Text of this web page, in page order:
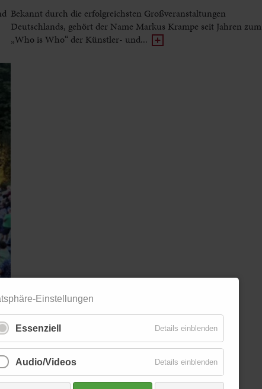
Bekannt durch die erfolgreichsten Großveranstaltungen
Deutschlands, gehört der Name Markus Krampe seit Jahren zum
„Who is Who“ der Künstler- und...
Einstellungen
Essenziell Details einblenden
Audio/Videos Details einblenden